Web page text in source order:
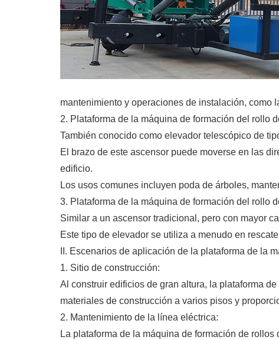
mantenimiento y operaciones de instalación, como
2. Plataforma de la máquina de formación del rollo
También conocido como elevador telescópico de
El brazo de este ascensor puede moverse en las
edificio.
Los usos comunes incluyen poda de árboles,
3. Plataforma de la máquina de formación del rollo
Similar a un ascensor tradicional, pero con mayor
Este tipo de elevador se utiliza a menudo en
II. Escenarios de aplicación de la plataforma de la
1. Sitio de construcción:
Al construir edificios de gran altura, la plataforma
materiales de construcción a varios pisos y
2. Mantenimiento de la línea eléctrica:
La plataforma de la máquina de formación de